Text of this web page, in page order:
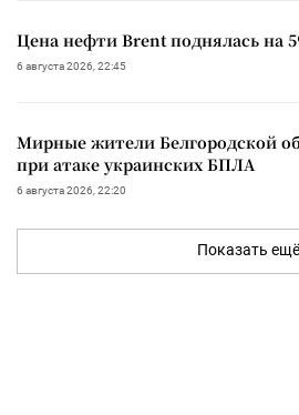
Цена нефти Brent поднялась на
6 августа 2026, 22:45
Мирные жители Белгородской
при атаке украинских БПЛА
6 августа 2026, 22:20
Показать ещё